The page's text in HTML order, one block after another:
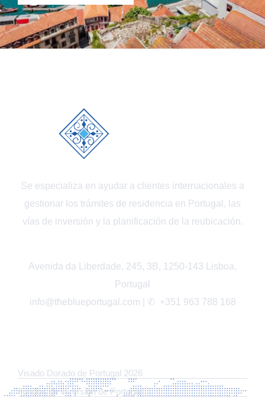
Se especializa en ayudar a clientes internacionales a
gestionar los trámites de residencia en Portugal, las
vías de inversión y la planificación de la reubicación.
Avenida da Liberdade, 245, 3B, 1250-143 Lisboa,
Portugal
info@theblueportugal.com | ✆ +351 963 788 168
Visado Dorado de Portugal 2026
Fondos de inversión de Portugal